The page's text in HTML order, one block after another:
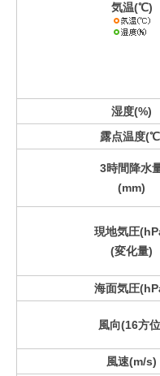
気温(℃)
湿度(%)
露点温度
3時間降水
(mm)
現地気圧
(変化量)
海面気圧
風向(16方
風速(m/s)